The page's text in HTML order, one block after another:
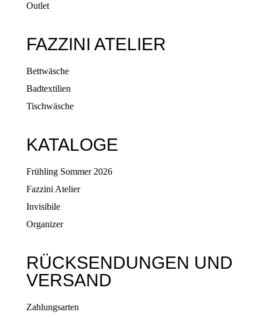
Outlet
FAZZINI ATELIER
Bettwäsche
Badtextilien
Tischwäsche
KATALOGE
Frühling Sommer 2026
Fazzini Atelier
Invisibile
Organizer
RÜCKSENDUNGEN UND
VERSAND
Zahlungsarten